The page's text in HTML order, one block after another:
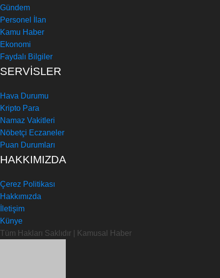
Gündem
Personel İlan
Kamu Haber
Ekonomi
Faydalı Bilgiler
SERVİSLER
Hava Durumu
Kripto Para
Namaz Vakitleri
Nöbetçi Eczaneler
Puan Durumları
HAKKIMIZDA
Çerez Politikası
Hakkımızda
İletişim
Künye
Tüm Hakları Saklıdır | Kamusal Haber